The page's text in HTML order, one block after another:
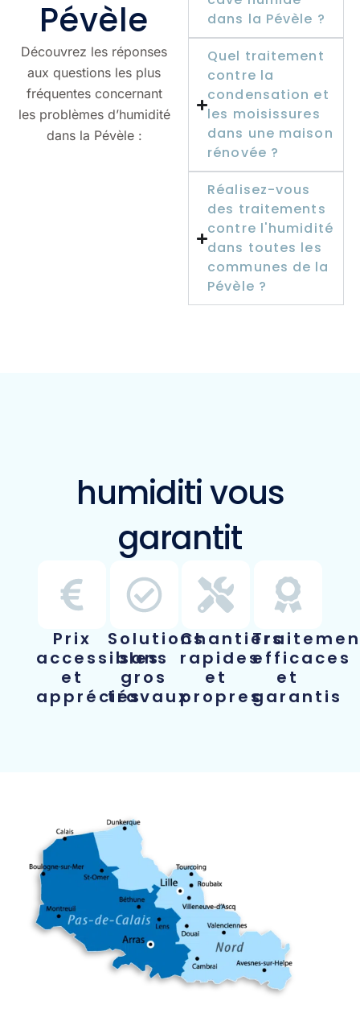
Pévèle
Découvrez les réponses
aux questions les plus
fréquentes concernant
les problèmes d’humidité
dans la Pévèle :
dans la Pévèle ?
Quel traitement
contre la
condensation et
les moisissures
dans une maison
rénovée ?
Réalisez-vous
des traitements
contre l'humidité
dans toutes les
communes de la
Pévèle ?
humiditi vous
garantit
Prix
accessibles
et
appréciés
Solutions
sans
gros
travaux
Chantiers
rapides
et
propres
efficaces
et
garantis